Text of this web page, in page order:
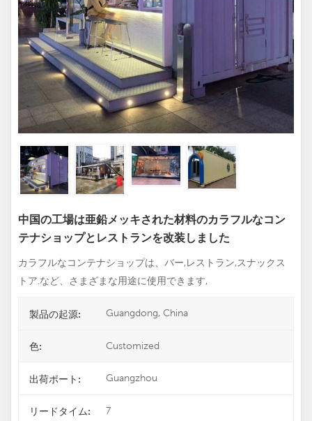
中国の工場は亜鉛メッキされた材料のカラフルなコン
テナショップとレストランを改装しました
カラフルなコンテナショップは、バー,レストラン,スナックス
トア.など、さまざまな用途に使用できます,
製品の起源: Guangdong, China
色: Customized
出荷ポート: Guangzhou
リードタイム: 7